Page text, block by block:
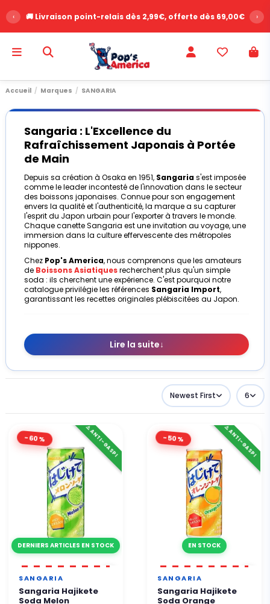
‹ 🚚 Livraison point-relais dès 2,99€, offerte dès 69,00€ ›
Accueil Marques SANGARIA
Sangaria : L'Excellence du
Rafraîchissement Japonais à Portée
de Main
Depuis sa création à Osaka en 1951, Sangarias'est imposée
comme le leader incontesté de l'innovation dans le secteur
des boissons japonaises. Connue pour son engagement
envers la qualité et l'authenticité, la marque a su capturer
l'esprit du Japon urbain pour l'exporter à travers le monde.
Chaque canette Sangaria est une invitation au voyage, une
immersion dans la culture effervescente des métropoles
nippones.
Chez Pop's America, nous comprenons que les amateurs
de Boissons Asiatiquesrecherchent plus qu'un simple
soda : ils cherchent une expérience. C'est pourquoi notre
catalogue privilégie les références Sangaria Import,
garantissant les recettes originales plébiscitées au Japon.
Lire la suite↓
Newest First 6
-60%
DERNIERS ARTICLES EN STOCK
⚠️ ANTI-GASPI
SANGARIA
Sangaria Hajikete
Soda Melon
-50%
EN STOCK
⚠️ ANTI-GASPI
SANGARIA
Sangaria Hajikete
Soda Orange